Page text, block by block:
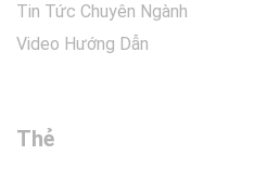
Tin Tức Chuyên Ngành
Video Hướng Dẫn
Thẻ